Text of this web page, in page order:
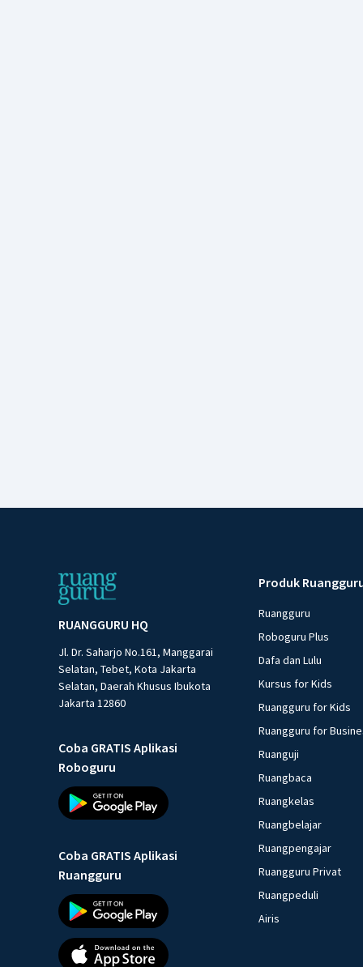
RUANGGURU HQ
Jl. Dr. Saharjo No.161, Manggarai
Selatan, Tebet, Kota Jakarta
Selatan, Daerah Khusus Ibukota
Jakarta 12860
Coba GRATIS Aplikasi
Roboguru
Coba GRATIS Aplikasi
Ruangguru
Produk
Ruangguru
Roboguru Plus
Dafa dan Lulu
Kursus for Kids
Ruangguru for Kids
Ruangguru for
Ruanguji
Ruangbaca
Ruangkelas
Ruangbelajar
Ruangpengajar
Ruangguru Privat
Ruangpeduli
Airis